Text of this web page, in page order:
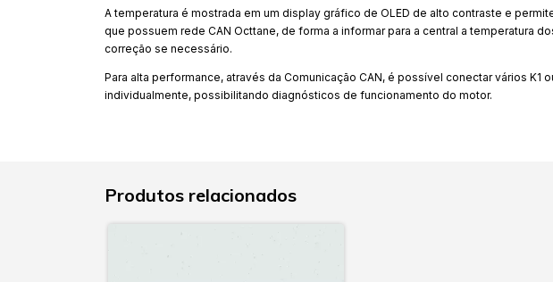
A temperatura é mostrada em um display gráfico de OLED de alto contraste e
que possuem rede CAN Octtane, de forma a informar para a central a temperatura
correção se necessário.
Para alta performance, através da Comunicação CAN, é possível conectar vários K1
individualmente, possibilitando diagnósticos de funcionamento do motor.
Produtos relacionados